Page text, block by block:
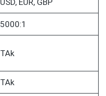
USD, EUR, GBP
5000:1
TAk
TAk